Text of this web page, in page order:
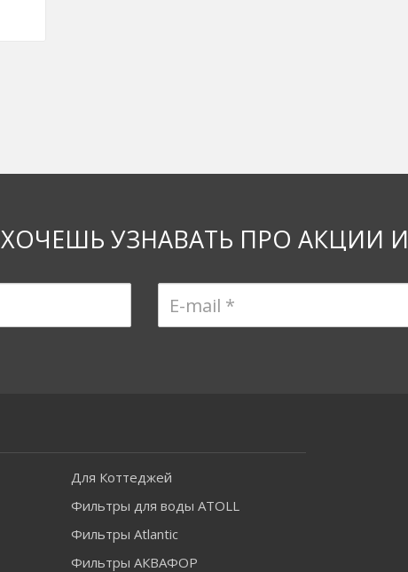
ХОЧЕШЬ УЗНАВАТЬ ПРО АКЦИИ
Для Коттеджей
Фильтры для воды ATOLL
Фильтры Atlantic
Фильтры АКВАФОР